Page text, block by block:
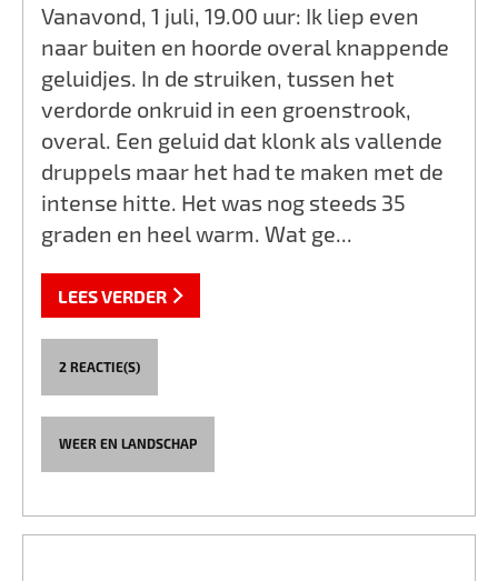
Vanavond, 1 juli, 19.00 uur: Ik liep even
naar buiten en hoorde overal knappende
geluidjes. In de struiken, tussen het
verdorde onkruid in een groenstrook,
overal. Een geluid dat klonk als vallende
druppels maar het had te maken met de
intense hitte. Het was nog steeds 35
graden en heel warm. Wat ge...
LEES VERDER
2 REACTIE(S)
WEER EN LANDSCHAP